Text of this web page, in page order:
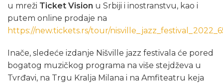
u mreži Ticket Vision u Srbiji i inostranstvu, kao i
putem online prodaje na
https://new.tickets.rs/tour/
Inače, sledeće izdanje Nišville jazz festivala će pored
bogatog muzičkog programa na više stejdževa u
Tvrđavi, na Trgu Kralja Milana i na Amfiteatru keja